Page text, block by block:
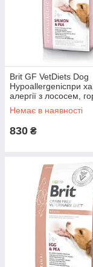
Brit GF VetDiets Dog
Hypoallergenicпри
алергії з лососем,
гречкою 2 кг
Немає в наявності
830 ₴